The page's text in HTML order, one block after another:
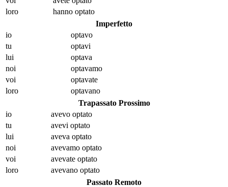
loro
hanno optato
Imperfetto
io
optavo
tu
optavi
lui
optava
noi
optavamo
voi
optavate
loro
optavano
Trapassato Prossimo
io
avevo optato
tu
avevi optato
lui
aveva optato
noi
avevamo optato
voi
avevate optato
loro
avevano optato
Passato Remoto